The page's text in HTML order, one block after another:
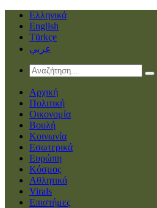
Ελληνικά
English
Türkçe
عربي
Αρχική
Πολιτική
Οικονομία
Βουλή
Κοινωνία
Εσωτερικά
Ευρώπη
Κόσμος
Αθλητικά
Virals
Επιστήμες